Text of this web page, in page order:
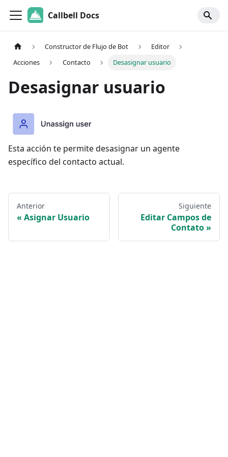
Callbell Docs
Constructor de Flujo de Bot
Editor
Acciones
Contacto Desasignar usuario
Desasignar usuario
Esta acción te permite desasignar un agente
específico del contacto actual.
Anterior
Asignar Usuario
Siguiente
Editar Campos de
Contato